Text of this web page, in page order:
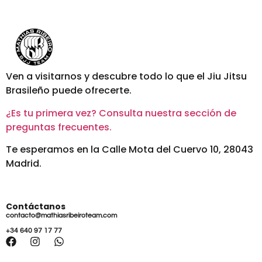
Ven a visitarnos y descubre todo lo que el Jiu Jitsu
Brasileño puede ofrecerte.
¿Es tu primera vez? Consulta nuestra sección de
preguntas frecuentes.
Te esperamos en la Calle Mota del Cuervo 10, 28043
Madrid.
Contáctanos
contacto@mathiasribeiroteam.com
+34 640 97 17 77